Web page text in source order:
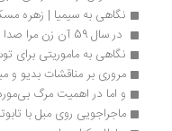
نگاهی به سیمیا | زهره مسکنی
در سال 59 آن زن مرا صدا کرد
نگاهی به ماموریتی برای توسعه |
مروری بر مناقشات بدیو و میلنر |
و اما در اهمیت مرگ بی‌مورد آقای
ماجراجویی روی مبل با تابوتی از